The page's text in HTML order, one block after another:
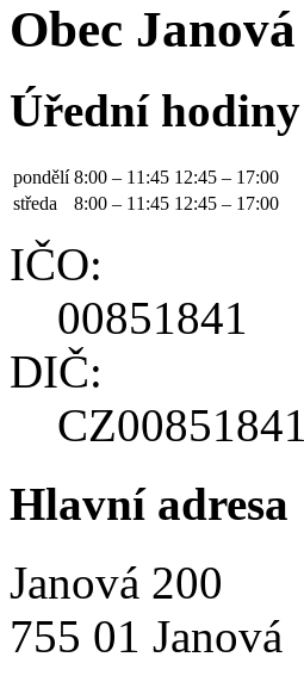
Obec Janová
Úřední hodiny
pondělí 8:00 – 11:45 12:45 – 17:00
středa
8:00 – 11:45 12:45 – 17:00
IČO:
00851841
DIČ:
CZ00851841
Hlavní adresa
Janová 200
755 01 Janová